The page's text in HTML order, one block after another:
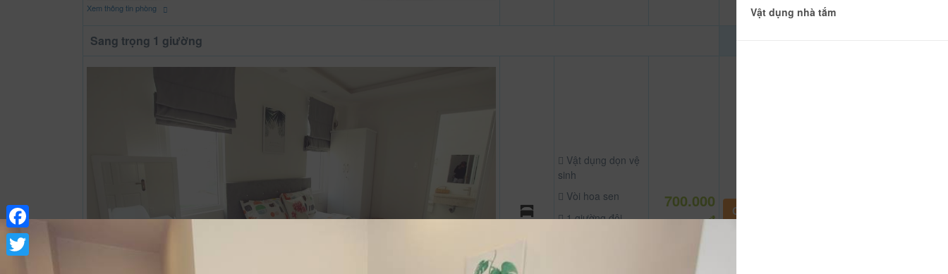
Xem thông tin phòng
Sang trọng 1 giường
Vật dụng dọn vệ
sinh
Vòi hoa sen
1 giường đôi
700.000
đ
CHƯA KHAI BÁO PHÒNG
Vật dụng nhà tắm
Facebook